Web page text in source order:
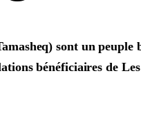
sont un
bénéficiaires de